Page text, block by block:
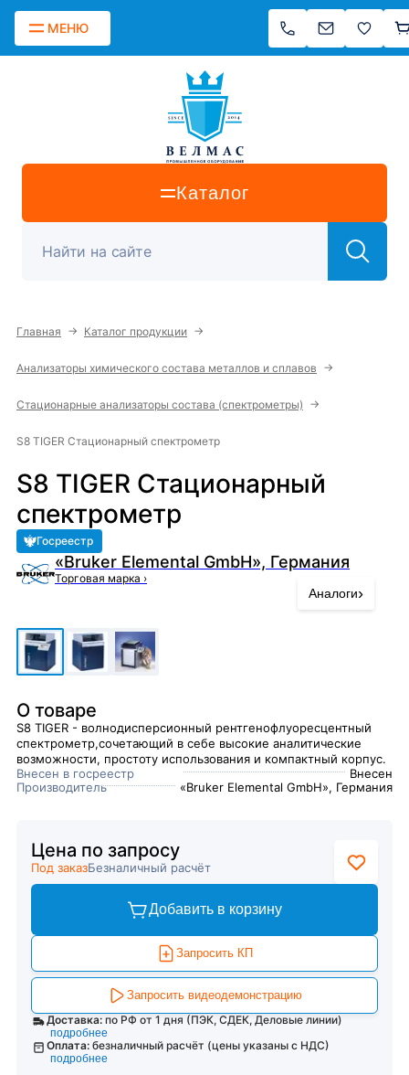
МЕНЮ
Каталог
Главная → Каталог продукции →
Анализаторы химического состава металлов и сплавов →
Стационарные анализаторы состава (спектрометры) →
S8 TIGER Стационарный спектрометр
S8 TIGER Стационарный
спектрометр
Госреестр
«Bruker Elemental GmbH», Германия
Торговая марка ›
Аналоги›
О товаре
S8 TIGER - волнодисперсионный рентгенофлуоресцентный
спектрометр,сочетающий в себе высокие аналитические
возможности, простоту использования и компактный корпус.
Внесен в госреестр
Внесен
Производитель
«Bruker Elemental GmbH», Германия
Цена по запросу
Под заказБезналичный расчёт
Добавить в корзину
Запросить КП
Запросить видеодемонстрацию
Доставка: по РФ от 1 дня (ПЭК, СДЕК, Деловые линии)
подробнее
Оплата: безналичный расчёт (цены указаны с НДС)
подробнее